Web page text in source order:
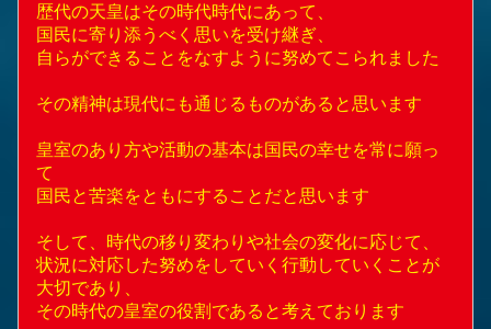
歴代の天皇はその時代時代にあって、
国民に寄り添うべく思いを受け継ぎ、
自らができることをなすように努めてこられました
その精神は現代にも通じるものがあると思います
皇室のあり方や活動の基本は国民の幸せを常に願っ
て
国民と苦楽をともにすることだと思います
そして、時代の移り変わりや社会の変化に応じて、
状況に対応した努めをしていく行動していくことが
大切であり、
その時代の皇室の役割であると考えております